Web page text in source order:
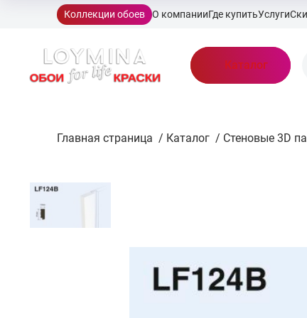
Коллекции обоев О компанииГде купитьУслуги
Каталог
Главная страница / Каталог / Стеновые 3D